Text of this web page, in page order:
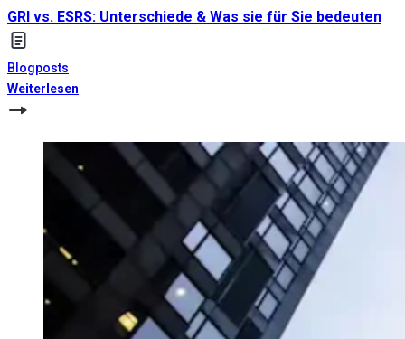
GRI vs. ESRS: Unterschiede & Was sie für Sie bedeuten
Blogposts
Weiterlesen